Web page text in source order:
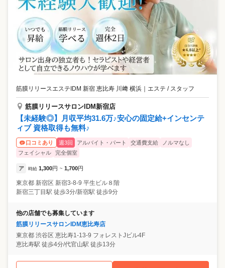
筋膜リリースエステIDM 新宿 恵比寿 川﨑 横浜 エステ / スタッフ
筋膜リリースサロンIDM新宿店
【未経験◎】月収平均31.6万♪安心の固定給+インセンテ
ィブ 資格取得も無料♪
口コミあり 週3回 アルバイト・パート 交通費支給
ノルマなし
フェイシャル
完全個室
ア 時給 1,300円 ~ 1,700円
東京都 新宿区 新宿3-8-9 平生ビル８階
新宿三丁目駅 徒歩3分/新宿駅 徒歩9分
他の店舗でも募集しています
筋膜リリースサロンIDM恵比寿店
東京都 渋谷区 恵比寿1-13-9 フォレストJビル4F
恵比寿駅 徒歩4分/代官山駅 徒歩13分